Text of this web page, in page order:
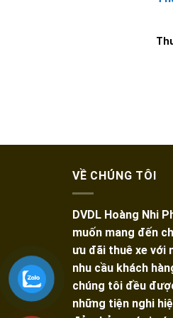
VỀ CHÚNG TÔI
DVDL Hoàng Nhi
muốn mang đến
ưu đãi thuê xe với
nhu cầu khách
chúng tôi đều
những tiện nghi